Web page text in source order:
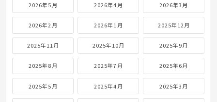
2026年5月 2026年4月 2026年3月
2026年2月 2026年1月 2025年12月
2025年11月 2025年10月 2025年9月
2025年8月 2025年7月 2025年6月
2025年5月 2025年4月 2025年3月